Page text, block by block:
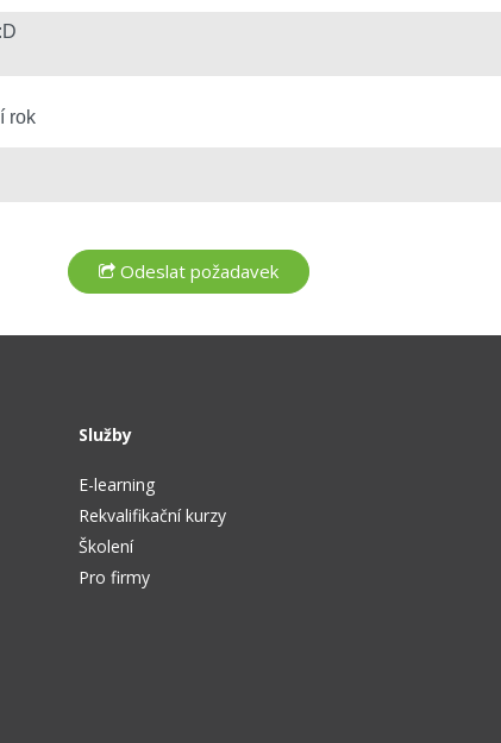
rok
Služby
E-learning
Rekvalifikační kurzy
Školení
Pro firmy